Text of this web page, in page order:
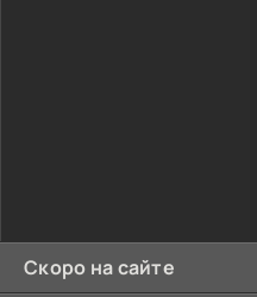
Скоро на сайте